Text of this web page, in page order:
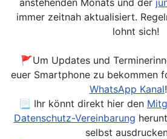
immer zeitnah aktualisiert.
lohnt sich!
🚩Um Updates und
euer Smartphone zu bekommen
WhatsApp Kanal
📃 Ihr könnt direkt hier den
Datenschutz-Vereinbarung
selbst